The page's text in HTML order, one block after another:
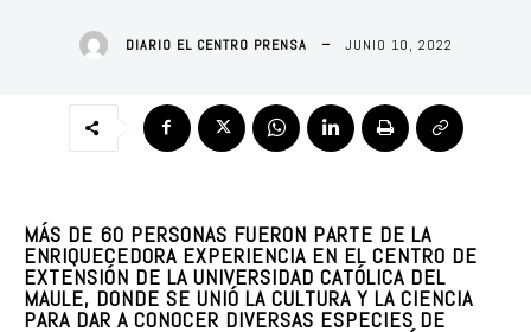
DIARIO EL CENTRO PRENSA JUNIO 10, 2022
MÁS DE 60 PERSONAS FUERON PARTE DE LA
ENRIQUECEDORA EXPERIENCIA EN EL CENTRO DE
EXTENSIÓN DE LA UNIVERSIDAD CATÓLICA DEL
MAULE, DONDE SE UNIÓ LA CULTURA Y LA CIENCIA
PARA DAR A CONOCER DIVERSAS ESPECIES DE